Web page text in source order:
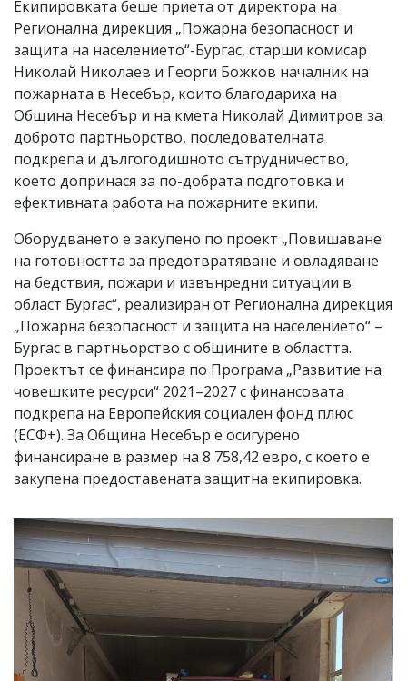
Екипировката беше приета от директора на
Регионална дирекция „Пожарна безопасност и
защита на населението“-Бургас, старши комисар
Николай Николаев и Георги Божков началник на
пожарната в Несебър, които благодариха на
Община Несебър и на кмета Николай Димитров за
доброто партньорство, последователната
подкрепа и дългогодишното сътрудничество,
което допринася за по-добрата подготовка и
ефективната работа на пожарните екипи.
Оборудването е закупено по проект „Повишаване
на готовността за предотвратяване и овладяване
на бедствия, пожари и извънредни ситуации в
област Бургас“, реализиран от Регионална дирекция
„Пожарна безопасност и защита на населението“ –
Бургас в партньорство с общините в областта.
Проектът се финансира по Програма „Развитие на
човешките ресурси“ 2021–2027 с финансовата
подкрепа на Европейския социален фонд плюс
(ЕСФ+). За Община Несебър е осигурено
финансиране в размер на 8 758,42 евро, с което е
закупена предоставената защитна екипировка.